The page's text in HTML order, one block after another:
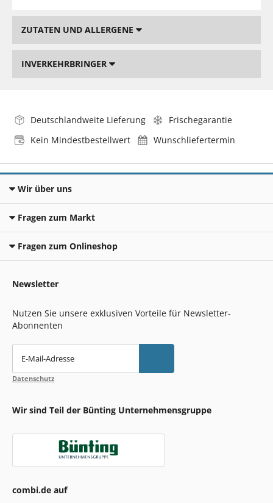
ZUTATEN UND ALLERGENE
INVERKEHRBRINGER
Deutschlandweite Lieferung
Frischegarantie
Kein Mindestbestellwert
Wunschliefertermin
Wir über uns
Fragen zum Markt
Fragen zum Onlineshop
Newsletter
Nutzen Sie unsere exklusiven Vorteile für Newsletter-
Abonnenten
E-Mail-Adresse
Datenschutz
Wir sind Teil der Bünting Unternehmensgruppe
combi.de auf